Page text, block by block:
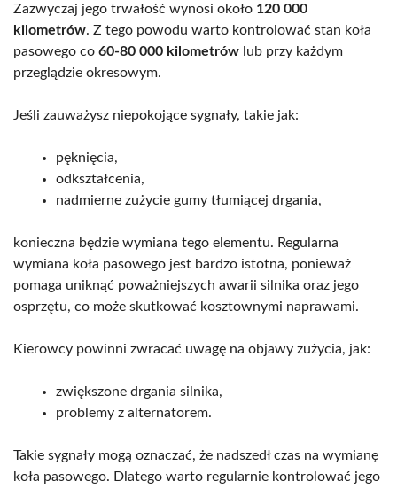
Zazwyczaj jego trwałość wynosi około 120 000
kilometrów. Z tego powodu warto kontrolować stan koła
pasowego co 60-80 000 kilometrów lub przy każdym
przeglądzie okresowym.
Jeśli zauważysz niepokojące sygnały, takie jak:
pęknięcia,
odkształcenia,
nadmierne zużycie gumy tłumiącej drgania,
konieczna będzie wymiana tego elementu. Regularna
wymiana koła pasowego jest bardzo istotna, ponieważ
pomaga uniknąć poważniejszych awarii silnika oraz jego
osprzętu, co może skutkować kosztownymi naprawami.
Kierowcy powinni zwracać uwagę na objawy zużycia, jak:
zwiększone drgania silnika,
problemy z alternatorem.
Takie sygnały mogą oznaczać, że nadszedł czas na wymianę
koła pasowego. Dlatego warto regularnie kontrolować jego